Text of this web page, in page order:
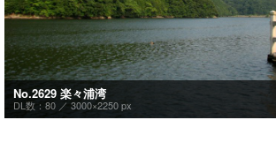
No.2629 楽々浦湾
DL数：80 ／ 3000×2250 px